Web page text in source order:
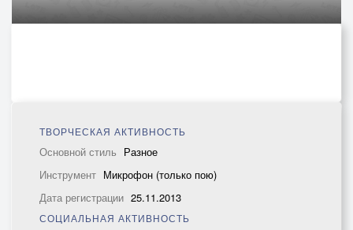
ТВОРЧЕСКАЯ АКТИВНОСТЬ
Основной стиль Разное
Инструмент Микрофон (только пою)
Дата регистрации 25.11.2013
СОЦИАЛЬНАЯ АКТИВНОСТЬ